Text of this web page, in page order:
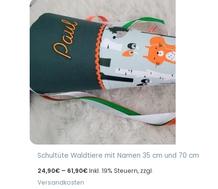
Schultüte Waldtiere mit Namen 35 cm und 70 cm
24,90€ – 61,90€Preisspanne:
Inkl. 19% Steuern, zzgl.
Versandkosten